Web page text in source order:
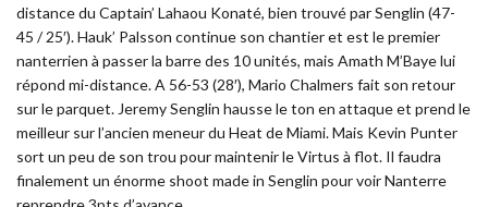
distance du Captain’ Lahaou Konaté, bien trouvé par Senglin (47-
45 / 25′). Hauk’ Palsson continue son chantier et est le premier
nanterrien à passer la barre des 10 unités, mais Amath M’Baye lui
répond mi-distance. A 56-53 (28′), Mario Chalmers fait son retour
sur le parquet. Jeremy Senglin hausse le ton en attaque et prend le
meilleur sur l’ancien meneur du Heat de Miami. Mais Kevin Punter
sort un peu de son trou pour maintenir le Virtus à flot. Il faudra
finalement un énorme shoot made in Senglin pour voir Nanterre